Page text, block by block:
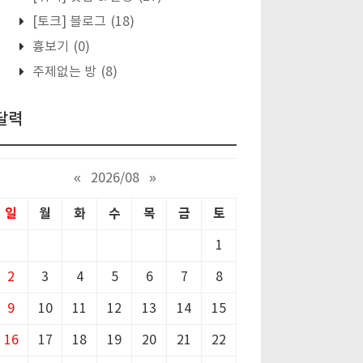
[토크] 블로그 (18)
흉보기
(0)
주제없는 방 (8)
력
« 2026/08 »
일 월 화 수 목 금 토
1
2 3 4 5 6 7 8
9 10 11 12 13 14 15
16 17 18 19 20 21 22